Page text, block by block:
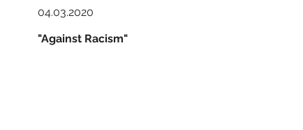
04.03.2020
​​"Against Racism"